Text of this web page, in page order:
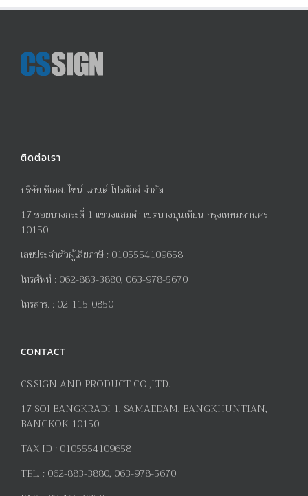
ติดต่อเรา
บริษัท ซีเอส. ไซน์ แอนด์ โปรดักส์ จำกัด
17ซอยบางกระดี่ 1 แขวงแสมดำ เขตบางขุนเทียน กรุงเทพมหานคร
10150
เลขประจำตัวผู้เสียภาษี : 0105554109658
โทรศัพท์ : 062-883-3880, 063-978-5670
โทรสาร. : 02-115-0850
CONTACT
CS.SIGN AND PRODUCT CO.,LTD.
17 SOI BANGKRADI 1, SAMAEDAM, BANGKHUNTIAN,
BANGKOK 10150
TAX ID : 0105554109658
TEL. : 062-883-3880, 063-978-5670